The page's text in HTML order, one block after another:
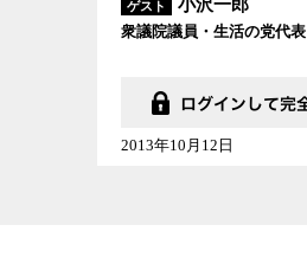
ゲスト 小沢一郎
衆議院議員・生活の党代表
2013年10月12日